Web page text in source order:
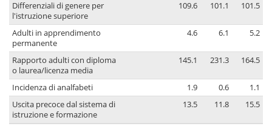
Differenziali di genere per
l'istruzione superiore
109.6 101.1 101.5
Adulti in apprendimento
permanente
4.6 6.1 5.2
Rapporto adulti con diploma
o laurea/licenza media
145.1 231.3 164.5
Incidenza di analfabeti 1.9 0.6
1.1
Uscita precoce dal sistema di
istruzione e formazione
13.5 11.8 15.5